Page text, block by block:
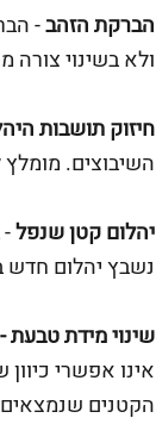
הברקת הזהב-
ולא בשינוי
חיזוק תושבות
השיבוצים.
יהלום קטן שנפל
נשבץ יהלום חדש
שינוי מידת טבעת -
אינו אפשרי
הקטנים שנמצאים